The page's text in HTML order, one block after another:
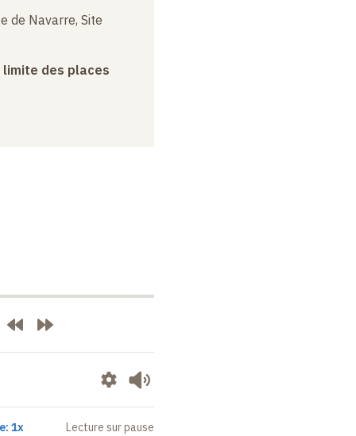
de Navarre, Site
limite des places
1x Lecture sur pause